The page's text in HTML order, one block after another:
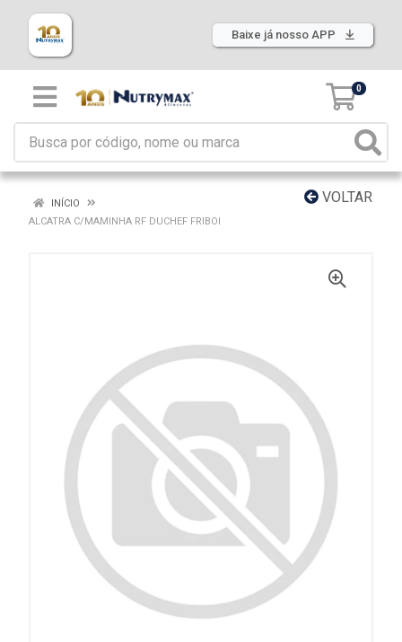
Baixe já nosso APP
0
VOLTAR
INÍCIO
ALCATRA C/MAMINHA RF DUCHEF FRIBOI